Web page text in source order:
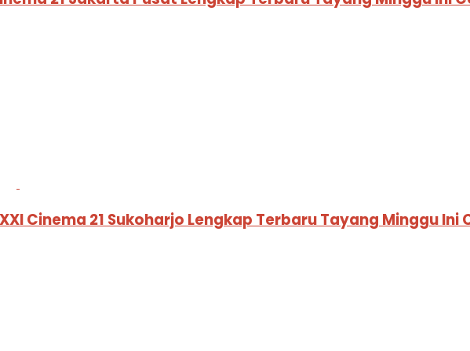
Cinema 21 Sukoharjo Lengkap Terbaru Tayang Minggu Ini